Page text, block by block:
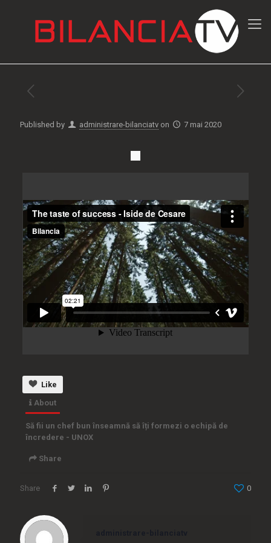
Published by administrare-bilanciatv on 7 mai 2020
Like
About
Să fii un chef bun înseamnă să îți formezi o echipă de
încredere - UNOX
Share
Embed
Share 0